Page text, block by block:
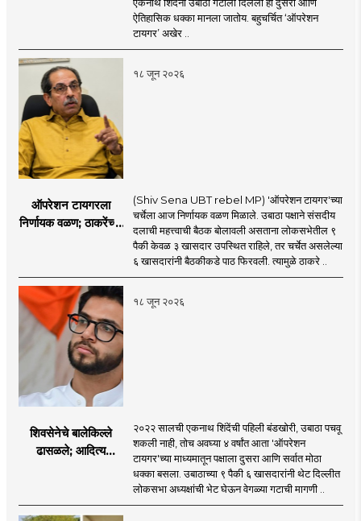
शिंदेंकडे जाण्याच्या चर्चा
सुरू
एकनाथ शिंदेंनी उबाठा गटाला दिलेला हा दुसरा आणि
ऐतिहासिक धक्का मानला जातोय. बहुचर्चित ‘ऑपरेशन
टायगर’ अखेर ..
१८ जून २०२६
ऑपरेशन टायगरला
निर्णायक वळण; ठाकरेंच्या
विलीन होण्याचा प्रस्ताव?
(Shiv Sena UBT rebel MP) 'ऑपरेशन टायगर'च्या
चर्चेला आज निर्णायक वळण मिळाले. उबाठा पक्षाने संसदीय
दलाची महत्त्वाची बैठक बोलावली असताना लोकसभेतील ९
पैकी केवळ ३ खासदार उपस्थित राहिले, तर चर्चेत असलेल्या
६ खासदारांनी बैठकीकडे पाठ फिरवली. त्यामुळे ठाकरे ..
१८ जून २०२६
शिवसेनेचे बालेकिल्ले
ढासळले; आदित्य
नेमका कुठे चुकला?
२०२२ सालची एकनाथ शिंदेंची पहिली बंडखोरी, उबाठा पचवू
शकली नाही, तोच अवघ्या ४ वर्षांत आता 'ऑपरेशन
टायगर'च्या माध्यमातून पक्षाला दुसरा आणि सर्वात मोठा
धक्का बसला. उबाठाच्या ९ पैकी ६ खासदारांनी थेट दिल्लीत
लोकसभा अध्यक्षांची भेट घेऊन वेगळ्या गटाची मागणी ..